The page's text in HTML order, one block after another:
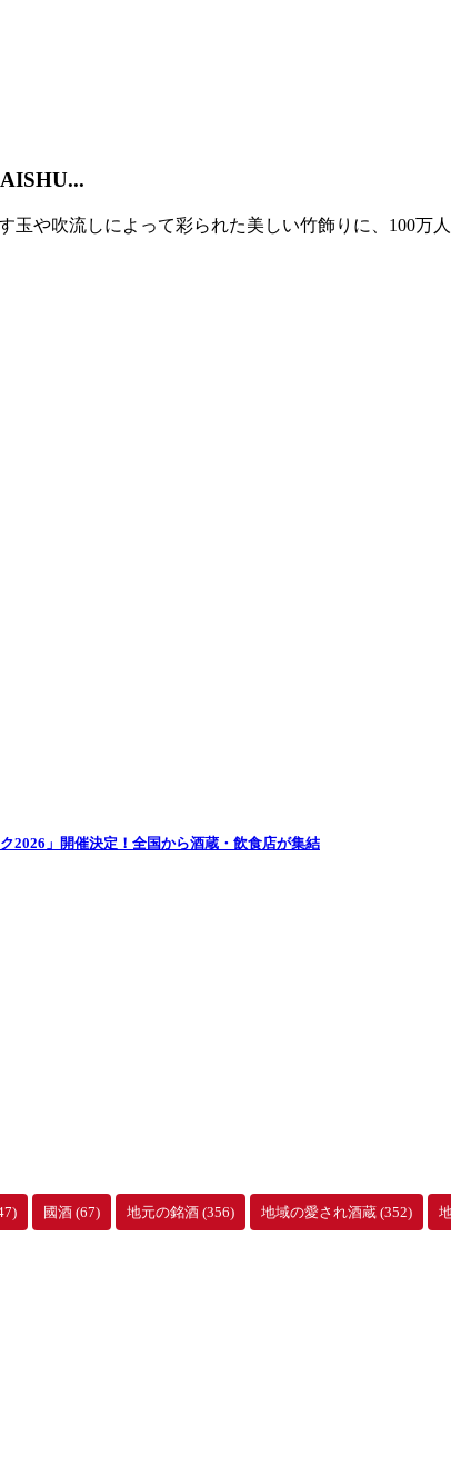
玉や吹流しによって彩られた美しい竹飾りに、100万
2026」開催決定！全国から酒蔵・飲食店が集結
國酒 (67) 地元の銘酒 (356) 地域の愛され酒蔵 (352)